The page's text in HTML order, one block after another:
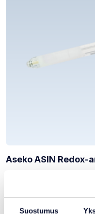
Suostumus
Aseko ASIN Redox-
Varastotilanne:
Varastossa